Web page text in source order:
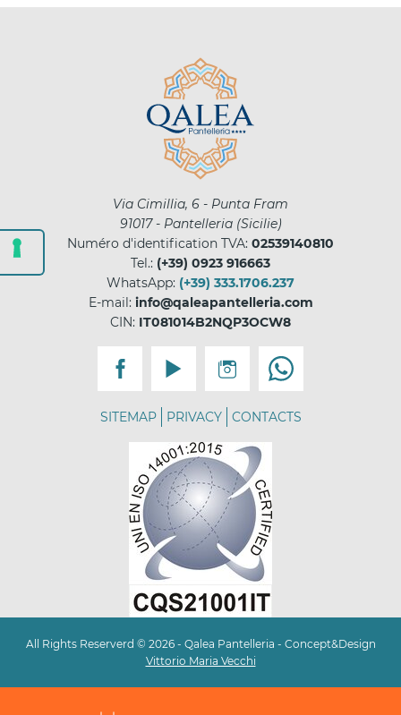
Via Cimillia, 6 - Punta Fram
91017- Pantelleria(Sicilie)
Numéro d'identification TVA: 02539140810
Tel.: (+39) 0923 916663
WhatsApp: (+39) 333.1706.237
E-mail: info@qaleapantelleria.com
CIN: IT081014B2NQP3OCW8
SITEMAP PRIVACY CONTACTS
All Rights Reserverd © 2026 - Qalea Pantelleria - Concept&Design
Vittorio Maria Vecchi